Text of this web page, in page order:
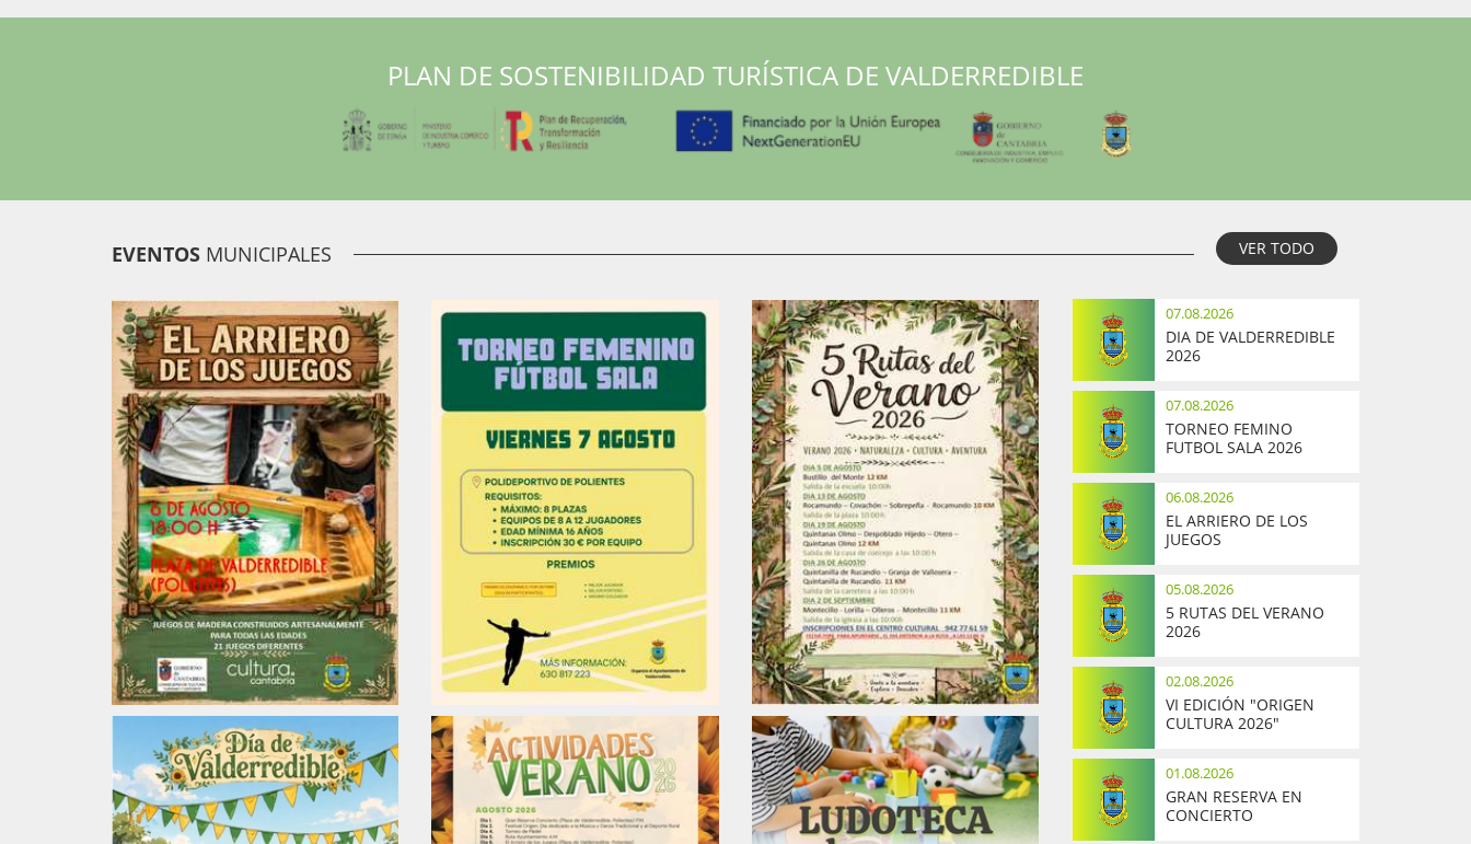
PLAN DE SOSTENIBILIDAD TURÍSTICA DE VALDERREDIBLE
EVENTOS MUNICIPALES VER TODO
07.08.2026
DIA DE VALDERREDIBLE
2026
07.08.2026
TORNEO FEMINO
FUTBOL SALA 2026
06.08.2026
EL ARRIERO DE LOS
JUEGOS
05.08.2026
5 RUTAS DEL VERANO
2026
02.08.2026
VI EDICIÓN "ORIGEN
CULTURA 2026"
01.08.2026
GRAN RESERVA EN
CONCIERTO